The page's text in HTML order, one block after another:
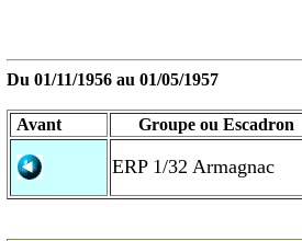
Du 01/11/1956 au 01/05/1957
Avant Groupe ou Escadron
ERP 1/32 Armagnac